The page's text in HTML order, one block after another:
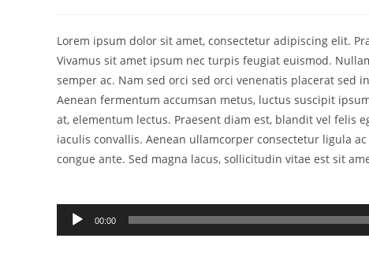
Lorem ipsum dolor sit amet, consectetur adipiscing elit.
Vivamus sit amet ipsum nec turpis feugiat euismod.
semper ac. Nam sed orci sed orci venenatis placerat
Aenean fermentum accumsan metus, luctus suscipit
at, elementum lectus. Praesent diam est, blandit vel felis
iaculis convallis. Aenean ullamcorper consectetur ligula
congue ante. Sed magna lacus, sollicitudin vitae est sit
Tocador
de
00:00